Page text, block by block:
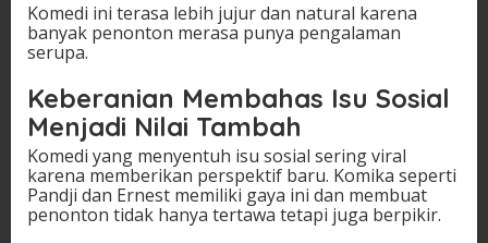
Komedi ini terasa lebih jujur dan natural karena
banyak penonton merasa punya pengalaman
serupa.
Keberanian Membahas Isu Sosial
Menjadi Nilai Tambah
Komedi yang menyentuh isu sosial sering viral
karena memberikan perspektif baru. Komika seperti
Pandji dan Ernest memiliki gaya ini dan membuat
penonton tidak hanya tertawa tetapi juga berpikir.